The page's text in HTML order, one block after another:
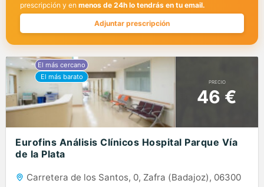
prescripción y en menos de 24h lo tendrás en tu email.
Adjuntar prescripción
PRECIO
46 €
Eurofins Análisis Clínicos Hospital Parque Vía
de la Plata
Carretera de los Santos, 0, Zafra (Badajoz), 06300